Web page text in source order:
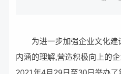
为进一步加强企业文化
内涵的理解,营造积极向上的